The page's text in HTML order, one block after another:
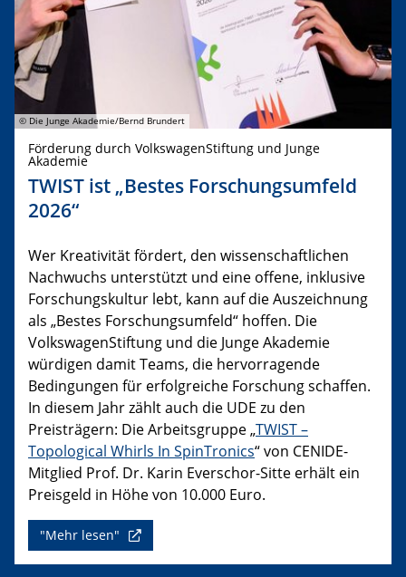
© Die Junge Akademie/Bernd Brundert
Förderung durch VolkswagenStiftung und Junge
Akademie
TWIST ist „Bestes Forschungsumfeld
2026“
Wer Kreativität fördert, den wissenschaftlichen
Nachwuchs unterstützt und eine offene, inklusive
Forschungskultur lebt, kann auf die Auszeichnung
als „Bestes Forschungsumfeld“ hoffen. Die
VolkswagenStiftung und die Junge Akademie
würdigen damit Teams, die hervorragende
Bedingungen für erfolgreiche Forschung schaffen.
In diesem Jahr zählt auch die UDE zu den
Preisträgern: Die Arbeitsgruppe „TWIST –
Topological Whirls In SpinTronics“ von CENIDE-
Mitglied Prof. Dr. Karin Everschor-Sitte erhält ein
Preisgeld in Höhe von 10.000 Euro.
"Mehr lesen"